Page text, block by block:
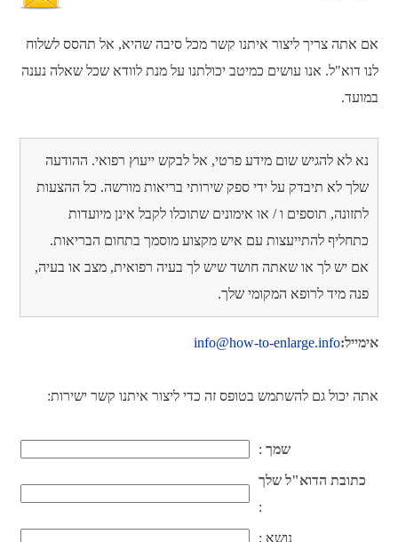
אם אתה צריך ליצור איתנו קשר מכל סיבה שהיא, אל תהסס לשלוח
לנו דוא"ל. אנו עושים כמיטב יכולתנו על מנת לוודא שכל שאלה נענה
במועד.
נא לא להגיש שום מידע פרטי, אל לבקש ייעוץ רפואי. ההודעה
שלך לא תיבדק על ידי ספק שירותי בריאות מורשה. כל ההצעות
לתזונה, תוספים ו / או אימונים שתוכלו לקבל אינן מיועדות
כתחליף להתייעצות עם איש מקצוע מוסמך בתחום הבריאות.
אם יש לך או שאתה חושד שיש לך בעיה רפואית, מצב או בעיה,
פנה מיד לרופא המקומי שלך.
אימייל:info@how-to-enlarge.info
אתה יכול גם להשתמש בטופס זה כדי ליצור איתנו קשר ישירות:
שמך :
כתובת הדוא"ל שלך
:
נושא :